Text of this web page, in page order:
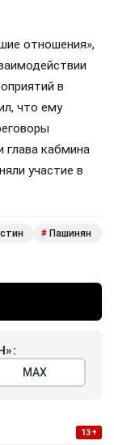
отношения»,
в
что ему
кабмина
участие в
# Пашинян
МАХ
13+